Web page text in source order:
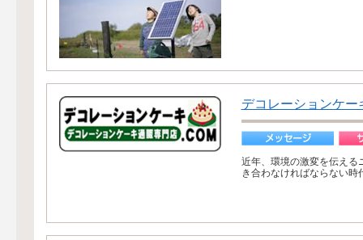
デコレーションケー
近年、環境の激変を伝える
き合わなければならない